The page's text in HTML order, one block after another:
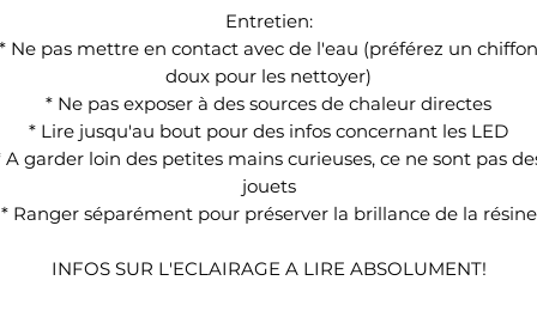
Entretien:
* Ne pas mettre en contact avec de l'eau (préférez un chiffon
doux pour les nettoyer)
* Ne pas exposer à des sources de chaleur directes
* Lire jusqu'au bout pour des infos concernant les LED
A garder loin des petites mains curieuses, ce ne sont pas
jouets
* Ranger séparément pour préserver la brillance de la résine
INFOS SUR L'ECLAIRAGE A LIRE ABSOLUMENT!